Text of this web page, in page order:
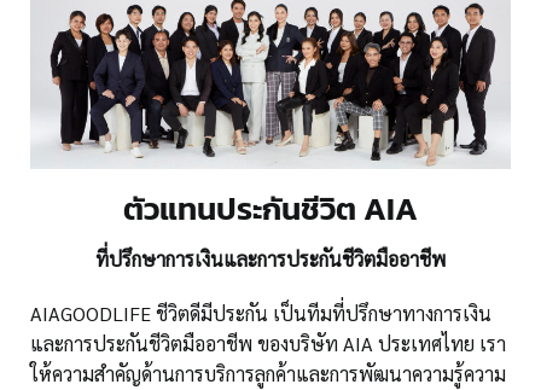
ตัวแทนประกันชีวิต AIA
ที่ปรึกษาการเงินและการประกันชีวิตมืออาชีพ
AIAGOODLIFE ชีวิตดีมีประกัน เป็นทีมที่ปรึกษาทางการเงิน
และการประกันชีวิตมืออาชีพ ของบริษัท AIA ประเทศไทย เรา
ให้ความสำคัญด้านการบริการลูกค้าและการพัฒนาความรู้ความ